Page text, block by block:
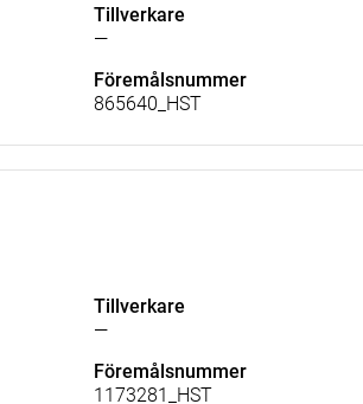
Tillverkare
—
Föremålsnummer
865640_HST
Tillverkare
—
Föremålsnummer
1173281_HST